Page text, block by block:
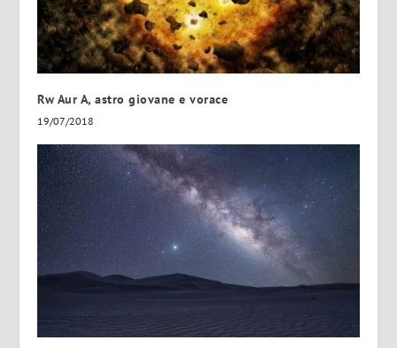
Rw Aur A, astro giovane e vorace
19/07/2018